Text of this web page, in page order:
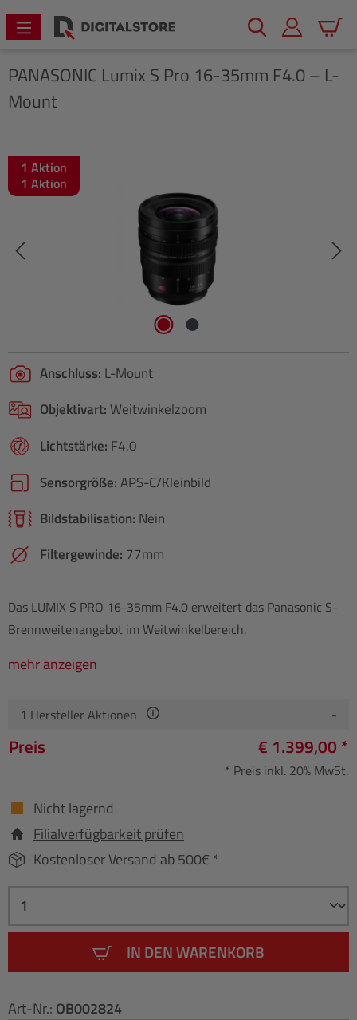
springen
PANASONIC Lumix S Pro 16-35mm F4.0 – L-
Mount
Bildergalerie überspringen
1 Aktion
Anschluss: L-Mount
Objektivart:Weitwinkelzoom
Lichtstärke: F4.0
Sensorgröße:APS-C/​Kleinbild
Bildstabilisation: Nein
Filtergewinde: 77mm
1 Aktion
Das LUMIX S PRO 16-35mm F4.0 erweitert das Panasonic S-
Brennweitenangebot im Weitwinkelbereich.
mehr anzeigen
1 Hersteller Aktionen -
Preis € 1.399,00 *
* Preis inkl. 20% MwSt.
Nicht lagernd
Filialverfügbarkeit prüfen
Kostenloser Versand ab 500€ *
IN DEN WARENKORB
Art-Nr.: OB002824